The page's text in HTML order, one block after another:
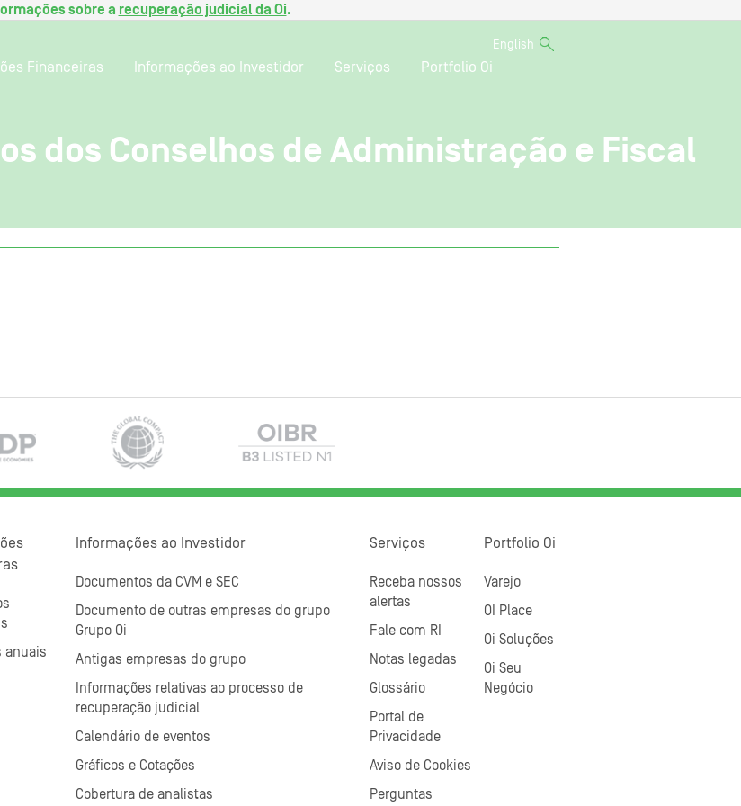
sobre a recuperação judicial da Oi.
English
Financeiras Informações ao Investidor Serviços Portfolio Oi
dos Conselhos de Administração e Fiscal
anuais
Informações ao Investidor
Documentos da CVM e SEC
Documento de outras empresas do grupo
Grupo Oi
Antigas empresas do grupo
Informações relativas ao processo de
recuperação judicial
Calendário de eventos
Gráficos e Cotações
Cobertura de analistas
Serviços
Receba nossos
alertas
Fale com RI
Notas legadas
Glossário
Portal de
Privacidade
Aviso de Cookies
Perguntas
Portfolio Oi
Varejo
OI Place
Oi Soluções
Oi Seu
Negócio